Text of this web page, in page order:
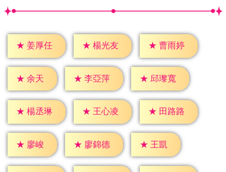
★ 姜厚任 ★ 楊光友 ★ 曹雨婷
★ 余天 ★ 李亞萍 ★ 邱瓈寬
★ 楊丞琳 ★ 王心凌 ★ 田路路
★ 廖峻 ★ 廖錦德 ★ 王凱